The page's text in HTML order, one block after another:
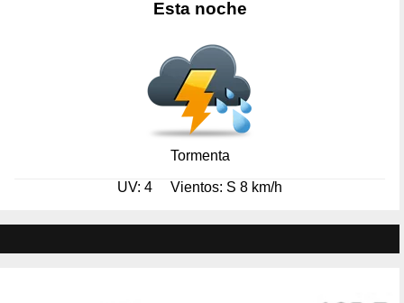
Esta noche
Tormenta
UV: 4 Vientos: S 8 km/h